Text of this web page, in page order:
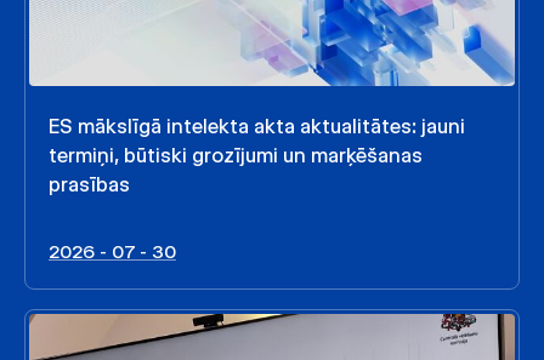
ES mākslīgā intelekta akta aktualitātes: jauni
termiņi, būtiski grozījumi un marķēšanas
prasības
2026 - 07 - 30